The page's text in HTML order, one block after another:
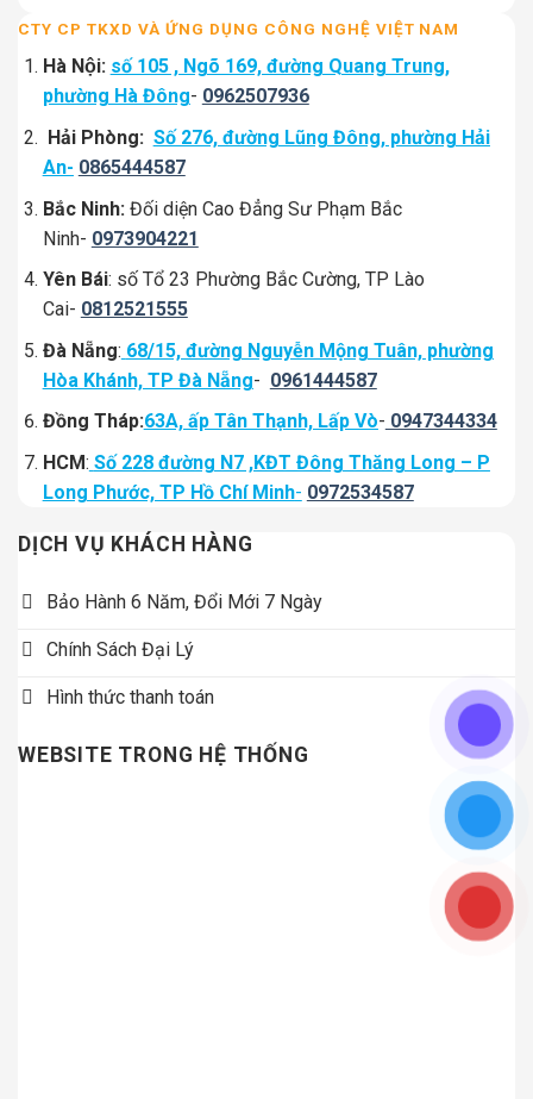
CTY CP TKXD VÀ ỨNG DỤNG CÔNG NGHỆ VIỆT NAM
Hà Nội: số 105 , Ngõ 169, đường Quang Trung,
phường Hà Đông- 0962507936
Hải Phòng: Số 276, đường Lũng Đông, phường Hải
An- 0865444587
Bắc Ninh: Đối diện Cao Đẳng Sư Phạm Bắc
Ninh- 0973904221
Yên Bái: số Tổ 23 Phường Bắc Cường, TP Lào
Cai- 0812521555
Đà Nẵng: 68/15, đường Nguyễn Mộng Tuân, phường
Hòa Khánh, TP Đà Nẵng- 0961444587
Đồng Tháp:63A, ấp Tân Thạnh, Lấp Vò- 0947344334
HCM: Số 228 đường N7 ,KĐT Đông Thăng Long – P
Long Phước, TP Hồ Chí Minh- 0972534587
DỊCH VỤ KHÁCH HÀNG
Bảo Hành 6 Năm, Đổi Mới 7 Ngày
Chính Sách Đại Lý
Hình thức thanh toán
WEBSITE TRONG HỆ THỐNG